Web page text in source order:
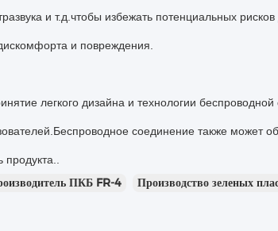
и т.д.чтобы избежать потенциальных
и повреждения.
легкого дизайна и технологии беспроводной
соединение также может
ПКБ FR-4 Производство зеленых